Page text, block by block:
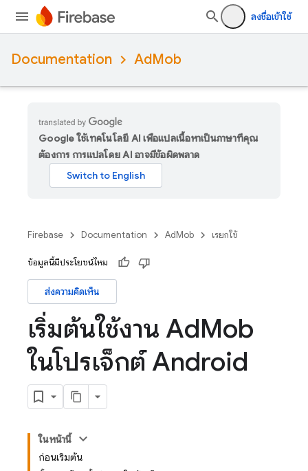
ลงชื่อเข้าใช้
Documentation AdMob
Google ใช้เทคโนโลยี AI เพื่อแปลเนื้อหาเป็นภาษาที่คุณ
ต้องการ การแปลโดย AI อาจมีข้อผิดพลาด
Firebase Documentation AdMob เรียกใช้
ข้อมูลนี้มีประโยชน์ไหม
ส่งความคิดเห็น
เริ่มต้นใช้งาน AdMob
ในโปรเจ็กต์ Android
ในหน้านี้
ก่อนเริ่มต้น